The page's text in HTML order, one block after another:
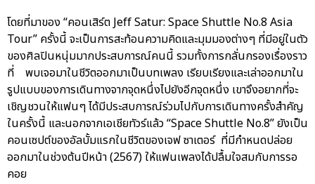
โดยที่มาของ “คอนเสิร์ต Jeff Satur: Space Shuttle No.8 Asia
Tour” ครั้งนี้ จะเป็นการสะท้อนความคิดและมุมมองต่างๆ ที่มีอยู่ในตัว
ของศิลปินหนุ่มมากประสบการณ์คนนี้ รวมทั้งการกลั่นกรองเรื่องราว
ที่ พบเจอมาในชีวิตออกมาเป็นบทเพลง เรียบเรียงและเล่าออกมาใน
รูปแบบของการเดินทางจากจุดหนึ่งไปยังอีกจุดหนึ่ง เขาจึงอยากที่จะ
เชิญชวนให้แฟนๆ ได้มีประสบการณ์ร่วมไปกับการเดินทางครั้งสำคัญ
ในครั้งนี้ และนอกจากเอเชียทัวร์แล้ว “Space Shuttle No.8” ยังเป็น
คอนเซปต์ของอัลบั้มแรกในชีวิตของเจฟ ซาเตอร์ ที่มีกำหนดปล่อย
ออกมาในช่วงต้นปีหน้า (2567) ให้แฟนเพลงได้ปลื้มใจสมกับการรอ
คอย